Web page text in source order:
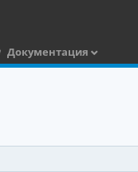
Документация